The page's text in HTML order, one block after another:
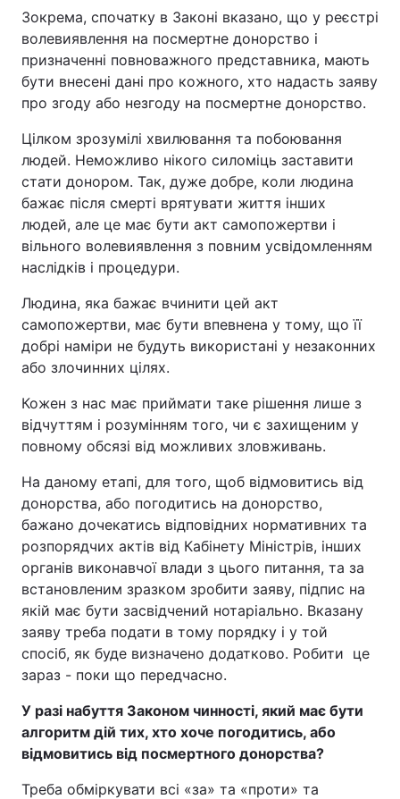
Зокрема, спочатку в Законі вказано, що у реєстрі
волевиявлення на посмертне донорство і
призначенні повноважного представника, мають
бути внесені дані про кожного, хто надасть заяву
про згоду або незгоду на посмертне донорство.
Цілком зрозумілі хвилювання та побоювання
людей. Неможливо нікого силоміць заставити
стати донором. Так, дуже добре, коли людина
бажає після смерті врятувати життя інших
людей, але це має бути акт самопожертви і
вільного волевиявлення з повним усвідомленням
наслідків і процедури.
Людина, яка бажає вчинити цей акт
самопожертви, має бути впевнена у тому, що її
добрі наміри не будуть використані у незаконних
або злочинних цілях.
Кожен з нас має приймати таке рішення лише з
відчуттям і розумінням того, чи є захищеним у
повному обсязі від можливих зловживань.
На даному етапі, для того, щоб відмовитись від
донорства, або погодитись на донорство,
бажано дочекатись відповідних нормативних та
розпорядчих актів від Кабінету Міністрів, інших
органів виконавчої влади з цього питання, та за
встановленим зразком зробити заяву, підпис на
якій має бути засвідчений нотаріально. Вказану
заяву треба подати в тому порядку і у той
спосіб, як буде визначено додатково. Робити це
зараз - поки що передчасно.
У разі набуття Законом чинності, який має бути
алгоритм дій тих, хто хоче погодитись, або
відмовитись від посмертного донорства?
Треба обміркувати всі «за» та «проти» та